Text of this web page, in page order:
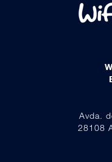
Avda.
28108